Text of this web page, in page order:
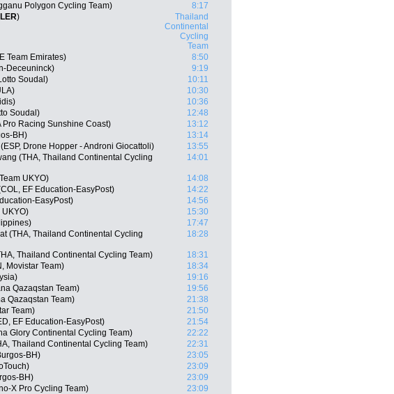
Polygon Cycling Team)
8:17
)
Thailand
Continental
Cycling
Team
Team Emirates)
8:50
Deceuninck)
9:19
Soudal)
10:11
10:30
10:36
Soudal)
12:48
Pro Racing Sunshine Coast)
13:12
BH)
13:14
Drone Hopper - Androni Giocattoli)
13:55
(THA, Thailand Continental Cycling
14:01
UKYO)
14:08
EF Education-EasyPost)
14:22
EasyPost)
14:56
UKYO)
15:30
17:47
(THA, Thailand Continental Cycling
18:28
Thailand Continental Cycling Team)
18:31
Movistar Team)
18:34
19:16
Qazaqstan Team)
19:56
Qazaqstan Team)
21:38
Team)
21:50
EF Education-EasyPost)
21:54
Glory Continental Cycling Team)
22:22
Thailand Continental Cycling Team)
22:31
BH)
23:05
23:09
BH)
23:09
X Pro Cycling Team)
23:09